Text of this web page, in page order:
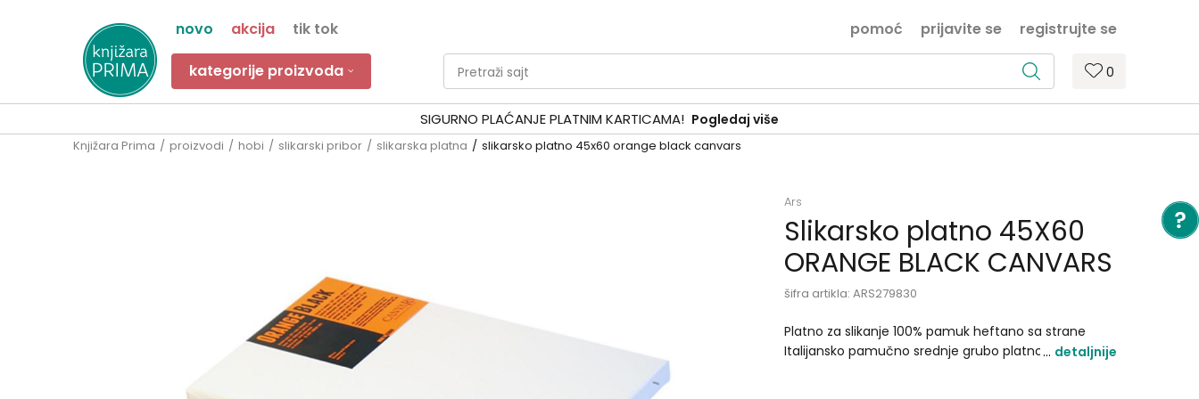
novo akcija tik tok prijavite se registrujte se
pomoć
kategorije proizvoda 0
Pretraži sajt
SIGURNO PLAĆANJE PLATNIM KARTICAMA! Pogledaj više
Knjižara Prima proizvodi hobi slikarski pribor slikarska platna slikarsko platno 45x60 orange black canvars
Ars
Slikarsko platno 45X60
ORANGE BLACK CANVARS
šifra artikla: ARS279830
Platno za slikanje 100% pamuk heftano sa strane
Italijansko pamučno srednje grubo platno ( 280 gr ) s
detaljnije